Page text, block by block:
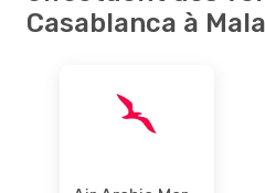
Casablanca à